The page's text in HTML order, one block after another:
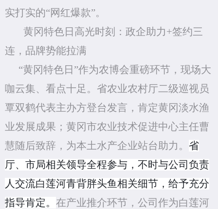
实打实的“网红爆款”。
黄冈特色日高光时刻： 政企助力+签约三
连，品牌势能拉满
“黄冈特色日”作为农博会重磅环节，现场大
咖云集、看点十足。省农业农村厅二级巡视员
覃双鹤代表主办方登台发言，肯定黄冈淡水渔
业发展成果；黄冈市农业技术促进中心主任曹
慧随后致辞，为本土水产企业站台助力。 省
厅、市局相关领导全程参与，不时与公司 负责
人交流白莲河青背胖头鱼相关细节，给予充分
指导肯定。 在产业推介环节， 公司 作为白莲河